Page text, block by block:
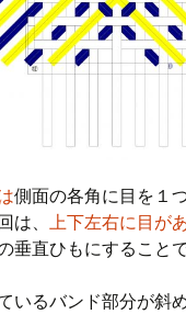
側面の各角に目を１
は、
上下左右に目が
垂直ひもにすること
いるバンド部分が斜